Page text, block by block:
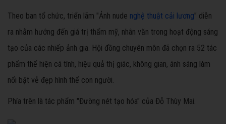
Theo ban tổ chức, triển lãm "Ảnh nude nghệ thuật cải lương" diễn
ra nhằm hướng đến giá trị thẩm mỹ, nhân văn trong hoạt động sáng
tạo của các nhiếp ảnh gia. Hội đồng chuyên môn đã chọn ra 52 tác
phẩm thể hiện cá tính, hiệu quả thị giác, không gian, ánh sáng làm
nổi bật vẻ đẹp hình thể con người.
Phía trên là tác phẩm "Đường nét tạo hóa" của Đỗ Thùy Mai.